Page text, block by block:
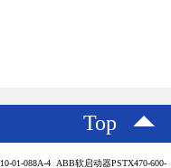
Top
01-088A-4 ABB软启动器PSTX470-600-